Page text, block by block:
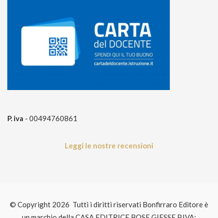
P. iva - 00494760861
Leggi le nostre recensioni
© Copyright 2026 Tutti i diritti riservati Bonfirraro Editore è